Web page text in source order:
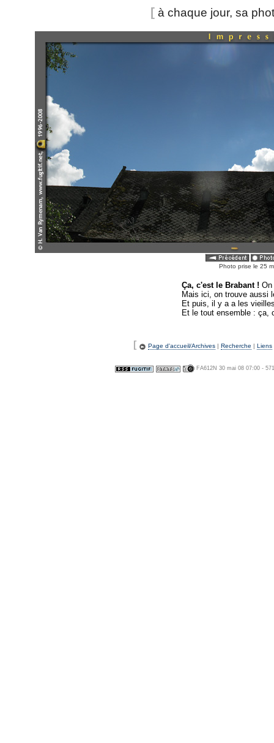
[ à chaque jour, sa
Photo prise le 25
Ça, c'est le Brabant !
Mais ici, on trouve aussi
Et puis, il y a a les
Et le tout ensemble : ça,
[ Page d'accueil/Archives | Recherche | Liens
FA612N 30 mai 08 07:00 -